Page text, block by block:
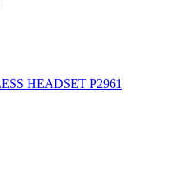
HEADSET P2961